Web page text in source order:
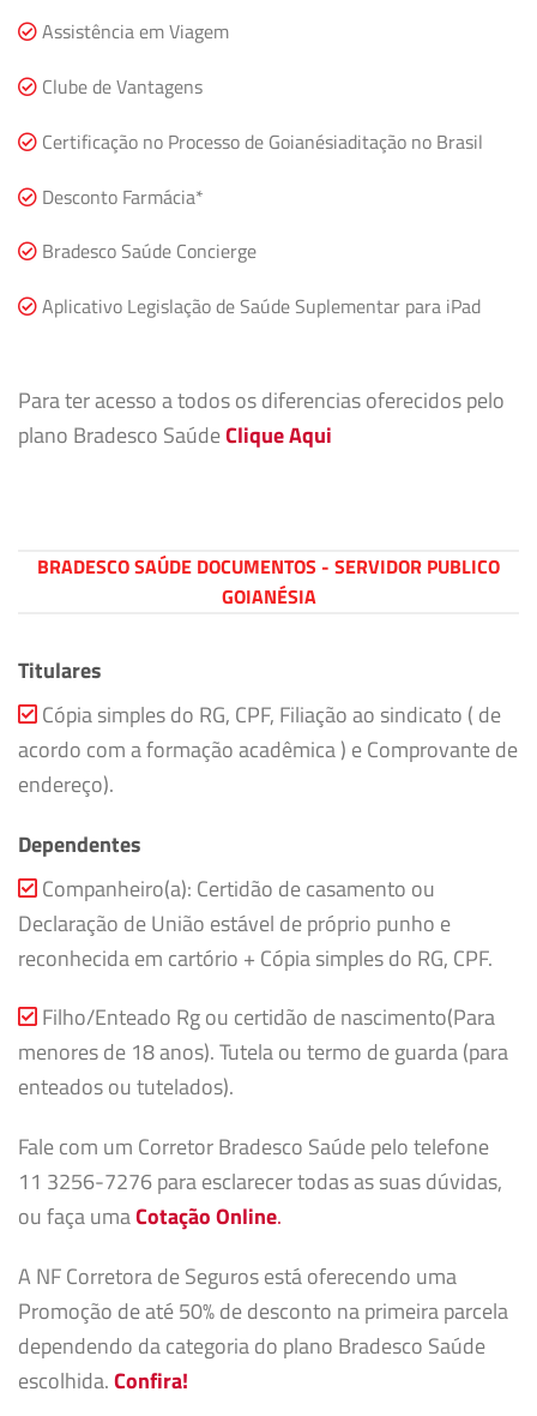
Assistência em Viagem
Clube de Vantagens
Certificação no Processo de Goianésiaditação no Brasil
Desconto Farmácia*
Bradesco Saúde Concierge
Aplicativo Legislação de Saúde Suplementar para iPad
Para ter acesso a todos os diferencias oferecidos pelo
plano Bradesco SaúdeClique Aqui
BRADESCO SAÚDE DOCUMENTOS - SERVIDOR PUBLICO
GOIANÉSIA
Titulares
Cópia simples do RG, CPF, Filiação ao sindicato ( de
acordo com a formação acadêmica ) e Comprovante de
endereço).
Dependentes
Companheiro(a): Certidão de casamento ou
Declaração de União estável de próprio punho e
reconhecida em cartório + Cópia simples do RG, CPF.
Filho/Enteado Rg ou certidão de nascimento(Para
menores de 18 anos). Tutela ou termo de guarda (para
enteados ou tutelados).
Fale com um Corretor Bradesco Saúde pelo telefone
11 3256-7276 para esclarecer todas as suas dúvidas,
ou faça umaCotação Online.
A NF Corretora de Seguros está oferecendo uma
Promoção de até 50% de desconto na primeira parcela
dependendo da categoria do plano Bradesco Saúde
escolhida.Confira!